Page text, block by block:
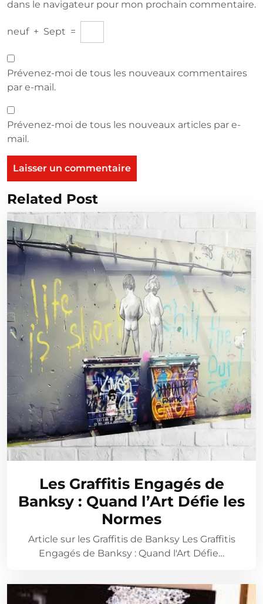
dans le navigateur pour mon prochain commentaire.
neuf + Sept =
Prévenez-moi de tous les nouveaux commentaires
par e-mail.
Prévenez-moi de tous les nouveaux articles par e-
mail.
Related Post
Les Graffitis Engagés de
Banksy : Quand l’Art Défie les
Normes
Article sur les Graffitis de Banksy Les Graffitis
Engagés de Banksy : Quand l'Art Défie…